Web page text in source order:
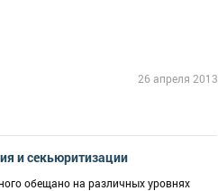
26 апреля 2013
и секьюритизации
обещано на различных уровнях